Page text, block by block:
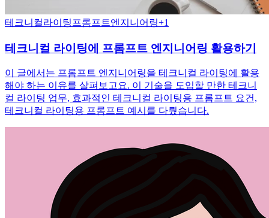
테크니컬라이팅 프롬프트엔지니어링+1
테크니컬 라이팅에 프롬프트 엔지니어링 활용하기
이 글에서는 프롬프트 엔지니어링을 테크니컬 라이팅에 활용
해야 하는 이유를 살펴보고요. 이 기술을 도입할 만한 테크니
컬 라이팅 업무, 효과적인 테크니컬 라이팅용 프롬프트 요건,
테크니컬 라이팅용 프롬프트 예시를 다뤘습니다.